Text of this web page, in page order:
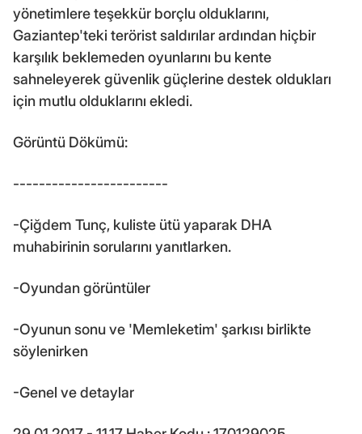
yönetimlere teşekkür borçlu olduklarını,
Gaziantep'teki terörist saldırılar ardından hiçbir
karşılık beklemeden oyunlarını bu kente
sahneleyerek güvenlik güçlerine destek oldukları
için mutlu olduklarını ekledi.
Görüntü Dökümü:
------------------------
-Çiğdem Tunç, kuliste ütü yaparak DHA
muhabirinin sorularını yanıtlarken.
-Oyundan görüntüler
-Oyunun sonu ve 'Memleketim' şarkısı birlikte
söylenirken
-Genel ve detaylar